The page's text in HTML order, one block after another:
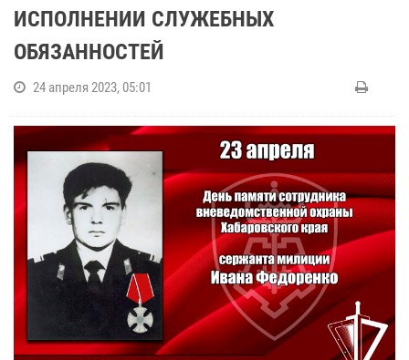
ИСПОЛНЕНИИ СЛУЖЕБНЫХ
ОБЯЗАННОСТЕЙ
24 апреля 2023, 05:01